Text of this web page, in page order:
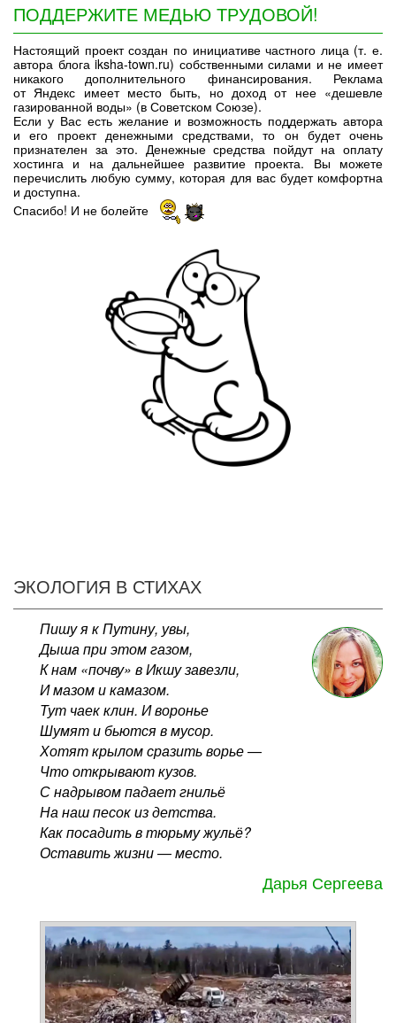
ПОДДЕРЖИТЕ МЕДЬЮ ТРУДОВОЙ!
Настоящий проект создан по инициативе частного лица (т. е.
автора блога iksha-town.ru) собственными силами и не имеет
никакого дополнительного финансирования. Реклама
от Яндекс имеет место быть, но доход от нее «дешевле
газированной воды» (в Советском Союзе).
Если у Вас есть желание и возможность поддержать автора
и его проект денежными средствами, то он будет очень
признателен за это. Денежные средства пойдут на оплату
хостинга и на дальнейшее развитие проекта. Вы можете
перечислить любую сумму, которая для вас будет комфортна
и доступна.
Спасибо! И не болейте
ЭКОЛОГИЯ В СТИХАХ
Пишу я к Путину, увы,
Дыша при этом газом,
К нам «почву» в Икшу завезли,
И мазом и камазом.
Тут чаек клин. И воронье
Шумят и бьются в мусор.
Хотят крылом сразить ворье —
Что открывают кузов.
С надрывом падает гнильё
На наш песок из детства.
Как посадить в тюрьму жульё?
Оставить жизни — место.
Дарья Сергеева